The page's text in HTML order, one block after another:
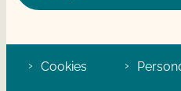
Cookies